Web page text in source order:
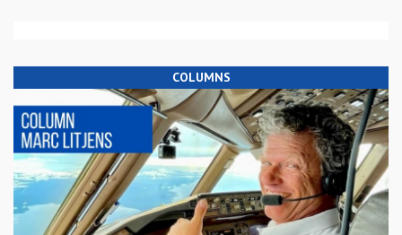
COLUMNS